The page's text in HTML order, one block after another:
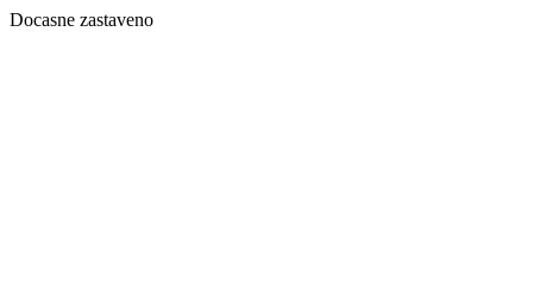
Docasne zastaveno